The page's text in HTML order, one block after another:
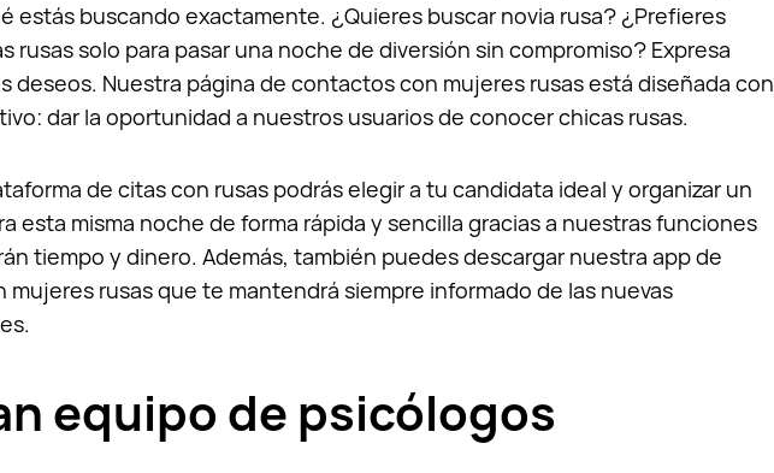
estás buscando exactamente. ¿Quieres buscar novia rusa? ¿Prefieres
rusas solo para pasar una noche de diversión sin compromiso? Expresa
deseos. Nuestra página de contactos con mujeres rusas está diseñada con
dar la oportunidad a nuestros usuarios de conocer chicas rusas.
de citas con rusas podrás elegir a tu candidata ideal y organizar un
esta misma noche de forma rápida y sencilla gracias a nuestras funciones
tiempo y dinero. Además, también puedes descargar nuestra app de
rusas que te mantendrá siempre informado de las nuevas
equipo de psicólogos